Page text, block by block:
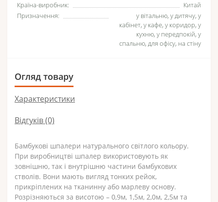
Країна-виробник:
Китай
Призначення:
у вітальню, у дитячу, у
кабінет, у кафе, у коридор, у
кухню, у передпокій, у
спальню, для офісу, на стіну
Огляд товару
Характеристики
Відгуків (0)
Бамбукові шпалери натурального світлого кольору.
При виробництві шпалер використовують як
зовнішню, так і внутрішню частини бамбукових
стволів. Вони мають вигляд тонких рейок,
прикріплених на тканинну або марлеву основу.
Розрізняються за висотою – 0,9м, 1,5м, 2,0м, 2,5м та